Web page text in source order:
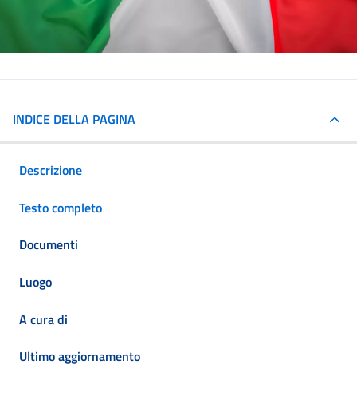
INDICE DELLA PAGINA
Descrizione
Testo completo
Documenti
Luogo
A cura di
Ultimo aggiornamento